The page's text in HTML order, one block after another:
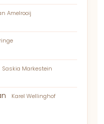
Amelrooij
Saskia Markestein
Karel Wellinghof